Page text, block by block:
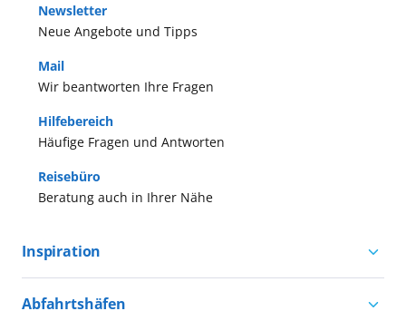
Neue Angebote und Tipps
Newsletter
Häufige Fragen und Antworten
Hilfebereich
Wir beantworten Ihre Fragen
Mail
Beratung auch in Ihrer Nähe
Reisebüro
Inspiration
Aktivurlaub mit AIDA
Abfahrtshäfen